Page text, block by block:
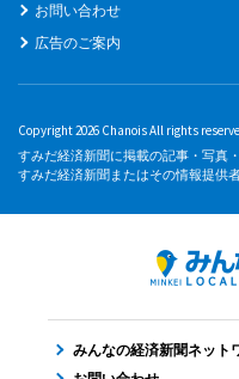
お問い合わせ
広告のご案内
Copyright 2026 Chanois All rights
すみだ経済新聞に掲載の記事・写真
すみだ経済新聞またはその情報提供
みんなの経済新聞ネット